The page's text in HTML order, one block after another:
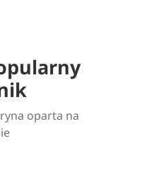
oparta na